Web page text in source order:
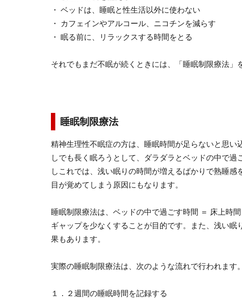
・ ベッドは、睡眠と性生活以外に使わない
・ カフェインやアルコール、ニコチンを減らす
・ 眠る前に、リラックスする時間をとる
それでもまだ不眠が続くときには、「睡眠制限療法」
睡眠制限療法
精神生理性不眠症の方は、睡眠時間が足らないと思い
しでも長く眠ろうとして、ダラダラとベッドの中で過
しこれでは、浅い眠りの時間が増えるばかりで熟睡感
目が覚めてしまう原因にもなります。
睡眠制限療法は、ベッドの中で過ごす時間 ＝ 床上時
ギャップを少なくすることが目的です。また、浅い
果もあります。
実際の睡眠制限療法は、次のような流れで行われます。
１．２週間の睡眠時間を記録する